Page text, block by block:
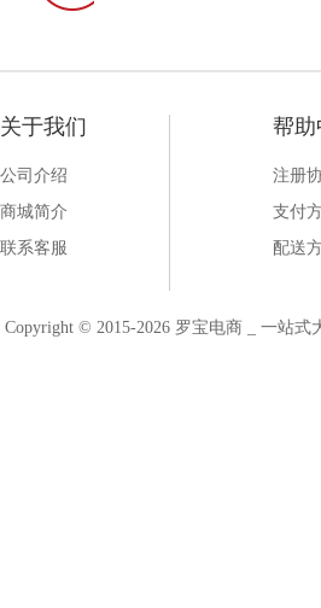
关于我们
公司介绍
商城简介
联系客服
帮助
注册
支付
配送
Copyright © 2015-2026 罗宝电商 _ 一站